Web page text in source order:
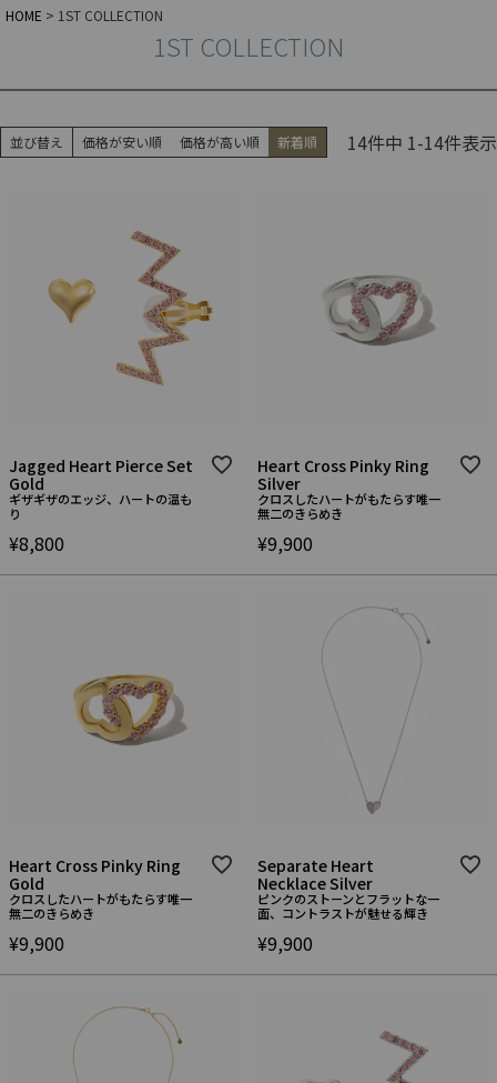
HOME 1ST COLLECTION
1ST COLLECTION
並び替え 価格が安い順 価格が高い順 新着順 14件中 1-14件表示
ギザギザのエッジ、ハートの温も
り
Jagged Heart Pierce Set
Gold
¥8,800
クロスしたハートがもたらす唯一
無二のきらめき
Heart Cross Pinky Ring
Silver
¥9,900
クロスしたハートがもたらす唯一
無二のきらめき
Heart Cross Pinky Ring
Gold
¥9,900
ピンクのストーンとフラットな一
面、コントラストが魅せる輝き
Separate Heart
Necklace Silver
¥9,900